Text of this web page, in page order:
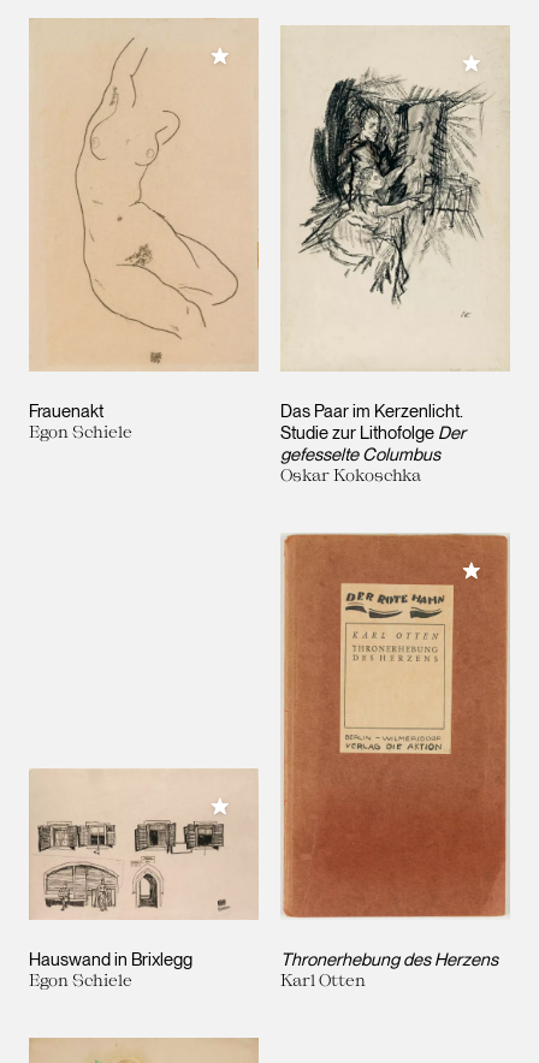
Frauenakt
Egon Schiele
Meiner Sammlung hinzufügen
Das Paar im Kerzenlicht.
Studie zur Lithofolge Der
gefesselte Columbus
Oskar Kokoschka
Meiner
Hauswand in Brixlegg
Egon Schiele
Meiner Sammlung hinzufügen
Thronerhebung des Herzens
Karl Otten
Meiner